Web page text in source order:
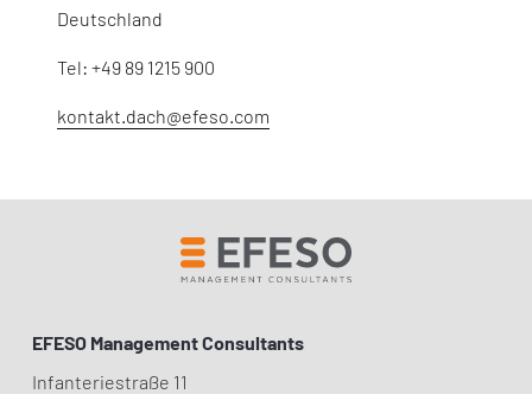
Deutschland
Tel: +49 89 1215 900
kontakt.dach@efeso.com
EFESO Management Consultants
Infanteriestraße 11